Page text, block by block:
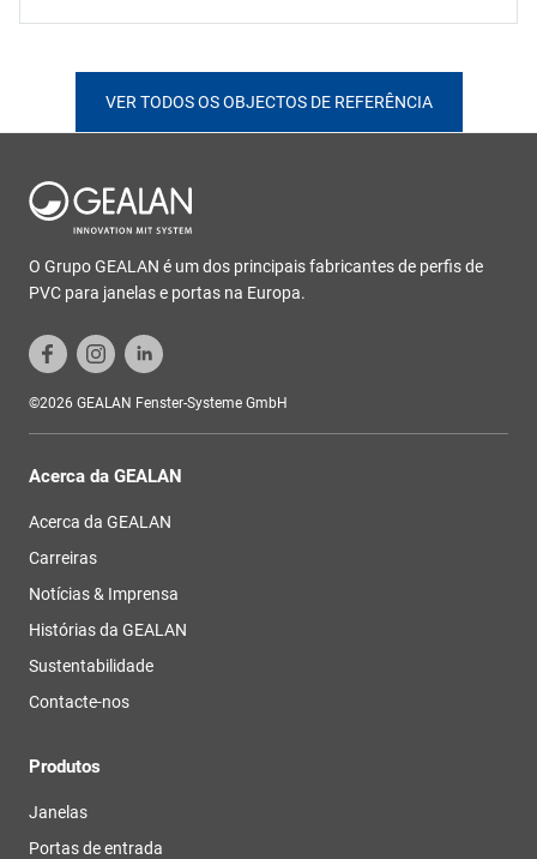
VER TODOS OS OBJECTOS DE REFERÊNCIA
O Grupo GEALAN é um dos principais fabricantes de perfis de
PVC para janelas e portas na Europa.
©2026 GEALAN Fenster-Systeme GmbH
Acerca da GEALAN
Acerca da GEALAN
Carreiras
Notícias & Imprensa
Histórias da GEALAN
Sustentabilidade
Contacte-nos
Produtos
Janelas
Portas de entrada